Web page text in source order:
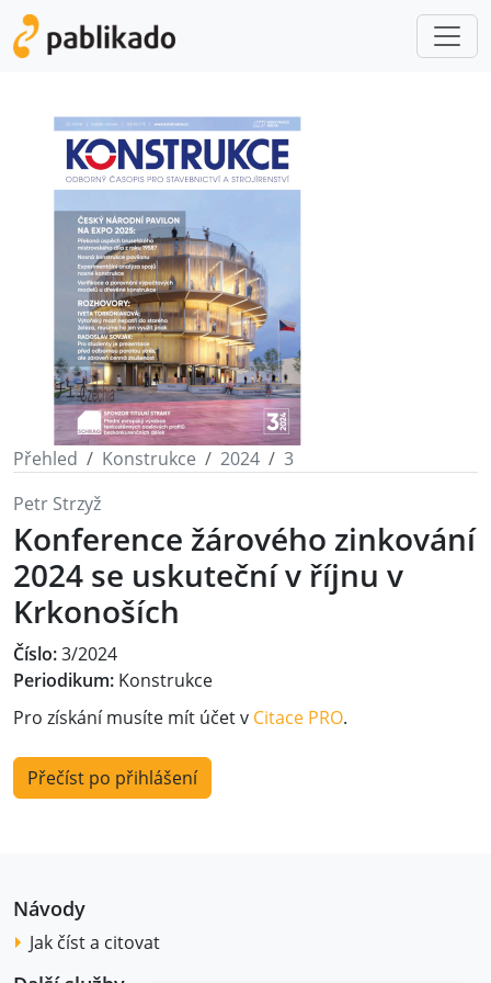
Přehled Konstrukce 2024
3
Petr Strzyž
Konference žárového zinkování
2024 se uskuteční v říjnu v
Krkonoších
Číslo:3/2024
Periodikum: Konstrukce
Pro získání musíte mít účet v Citace PRO.
Přečíst po přihlášení
Návody
Jak číst a citovat